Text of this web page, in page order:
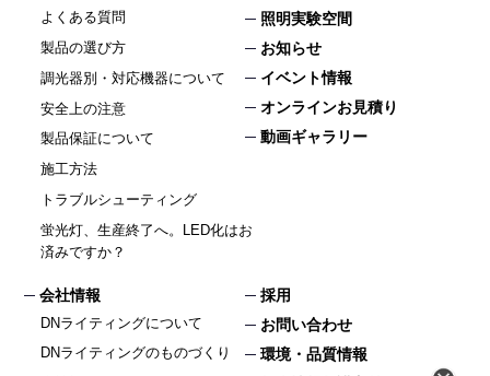
よくある質問
製品の選び方
調光器別・対応機器について
安全上の注意
製品保証について
施工方法
トラブルシューティング
蛍光灯、生産終了へ。LED化はお
済みですか？
照明実験空間
お知らせ
イベント情報
オンラインお見積り
動画ギャラリー
会社情報
DNライティングについて
DNライティングのものづくり
採用
お問い合わせ
環境・品質情報